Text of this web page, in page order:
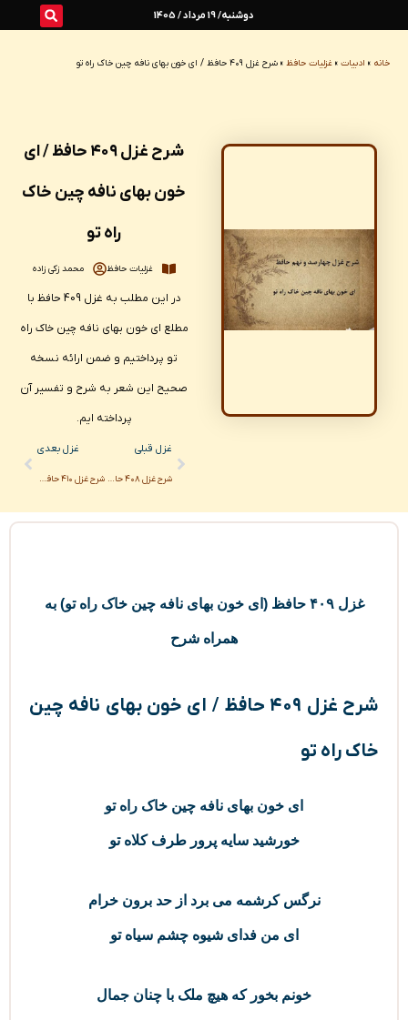
دوشنبه/ 19 مرداد / 1405
خانه » ادبیات » غزلیات حافظ » شرح غزل ۴۰۹ حافظ / ای خون بهای نافه چین خاک راه تو
شرح غزل ۴۰۹ حافظ / ای
خون بهای نافه چین خاک
راه تو
غزلیات حافظ محمد زکی زاده
در این مطلب به غزل 409 حافظ با
مطلع ای خون بهای نافه چین خاک راه
تو پرداختیم و ضمن ارائه نسخه
صحیح این شعر به شرح و تفسیر آن
پرداخته ایم.
Prev
غزل قبلی
شرح غزل ۴۰۸ حافظ / ای آفتاب آینه دار جمال تو
غزل بعدی
شرح غزل ۴۱۰ حافظ / ای قبای پادشاهی راست بر بالای تو
Next
غزل ۴۰۹ حافظ (ای خون بهای نافه چین خاک راه تو) به
همراه شرح
شرح غزل ۴۰۹ حافظ / ای خون بهای نافه چین
خاک راه تو
ای خون بهای نافه چین خاک راه تو
خورشید سایه پرور طرف کلاه تو
نرگس کرشمه می‌ برد از حد برون خرام
ای من فدای شیوه چشم سیاه تو
خونم بخور که هیچ ملک با چنان جمال